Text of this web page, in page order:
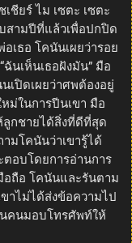
ชียร์ ไม เซตะ เซตะ
บสามปีที่แล้วเพื่อปกปิด
เธอ โคนันเผยว่ารอย
นเห็นเธอฝังมัน” มือ
เปิดเผยว่าศพต้องอยู่
ม่ในการปีนเขา มือ
ลูกชายได้สิ่งที่ดีที่สุด
มโคนันว่าเขารู้ได้
ตอบโดยการอ่านการ
อถือ โคนันและรันตาม
าไม่ได้ส่งข้อความไป
นคนมอบโทรศัพท์ให้